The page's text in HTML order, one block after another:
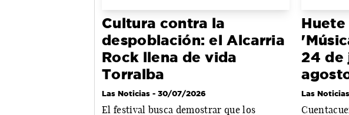
Cultura contra la
despoblación: el Alcarria
Rock llena de vida
Torralba
Las Noticias - 30/07/2026
El festival busca demostrar que los
24 de
Las Noticias